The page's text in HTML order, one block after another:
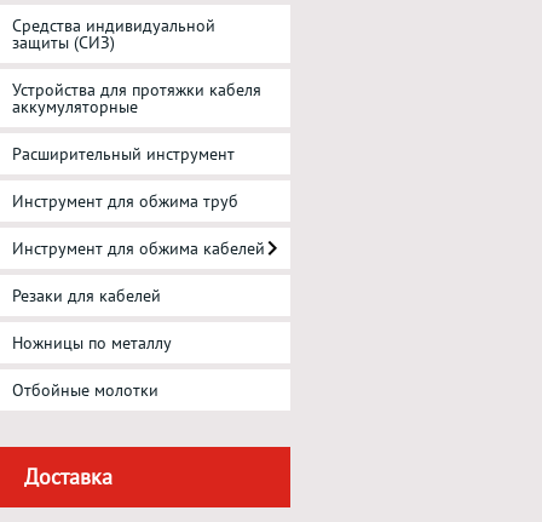
Средства индивидуальной
защиты (СИЗ)
Устройства для протяжки кабеля
аккумуляторные
Расширительный инструмент
Инструмент для обжима труб
Инструмент для обжима кабелей
Резаки для кабелей
Ножницы по металлу
Отбойные молотки
Доставка